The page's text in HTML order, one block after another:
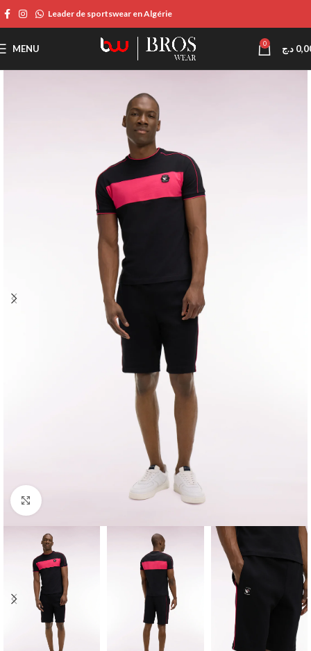
Leader de sportswear en Algérie
MENU 0 د.ج
Click to enlarge